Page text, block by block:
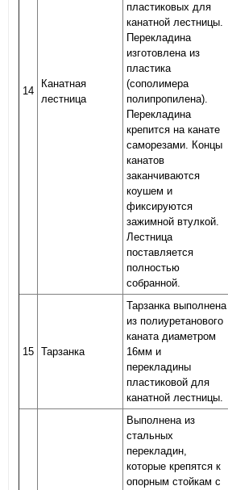
14
Канатная
лестница
пластиковых для
канатной лестницы.
Перекладина
изготовлена из
пластика
(сополимера
полипропилена).
Перекладина
крепится на канате
саморезами. Концы
канатов
заканчиваются
коушем и
фиксируются
зажимной втулкой.
Лестница
поставляется
полностью
собранной.
15 Тарзанка
Тарзанка выполнена
из полиуретанового
каната диаметром
16мм и
перекладины
пластиковой для
канатной лестницы.
Выполнена из
стальных
перекладин,
которые крепятся к
опорным стойкам с